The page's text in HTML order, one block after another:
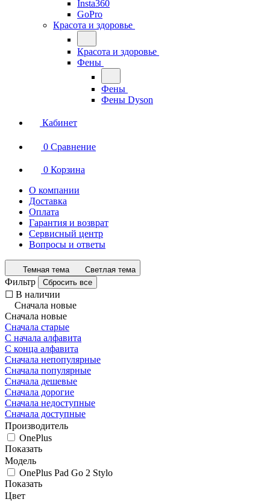
Insta360
GoPro
Красота и здоровье
Красота и здоровье
Фены
Фены
Фены Dyson
Кабинет
0 Сравнение
0 Корзина
О компании
Доставка
Оплата
Гарантия и возврат
Сервисный центр
Вопросы и ответы
Темная тема Светлая тема
Фильтр Сбросить все
☐ В наличии
Сначала новые
Сначала новые
Сначала старые
С начала алфавита
С конца алфавита
Сначала непопулярные
Сначала популярные
Сначала дешевые
Сначала дорогие
Сначала недоступные
Сначала доступные
Производитель
OnePlus
Показать
Модель
OnePlus Pad Go 2 Stylo
Показать
Цвет